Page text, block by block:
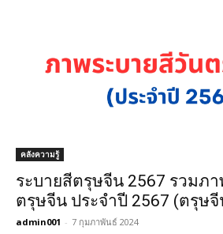
คลังความรู้
ระบายสีตรุษจีน 2567 รวมภ
ตรุษจีน ประจำปี 2567 (ตรุษ
admin001 - 7 กุมภาพันธ์ 2024